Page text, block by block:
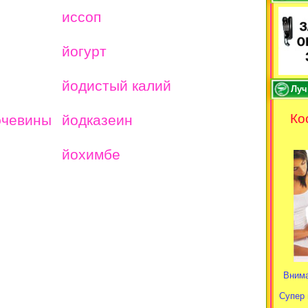
иссоп
йогурт
йодистый калий
йодказеин
йохимбе
Супер